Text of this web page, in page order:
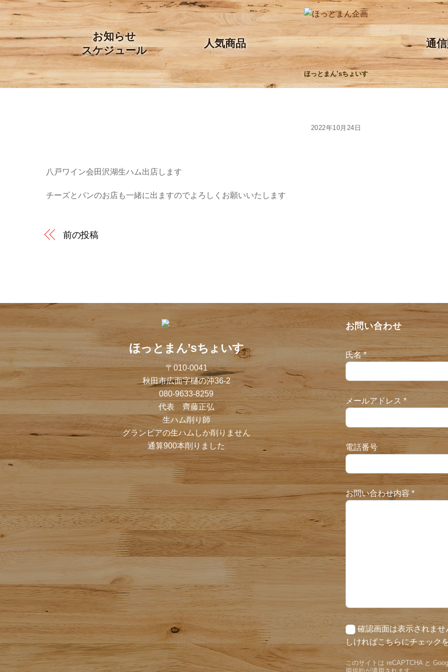
Skip
to
content
お知らせ
スケジュール
人気商品
ほっとまん’sちょいす
通
2022年10月24日
八戸ワイン会田沢湖生ハム出店します
チーズとパンのお店も一緒に出ますのでよろしくお願いいたします
前の投稿
ほっとまん’sちょいす
〒010-0041
秋田市広面字樋の沖36-2
080-9633-8259
代表 齊藤正弘
生ハム削り師
グランビアの生ハムしか削りません
通算900本削りました
お問い合わせ
氏名*
メールアドレス *
電話番号
お問い合わせ内容 *
確認画面は表示されま
しければこちらにチェック
このサイトは reCAPTCHA と